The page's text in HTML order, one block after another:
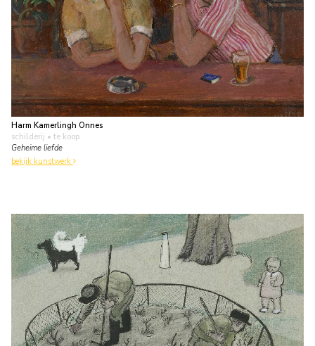
Harm Kamerlingh Onnes
schilderij • te koop
Geheime liefde
bekijk kunstwerk